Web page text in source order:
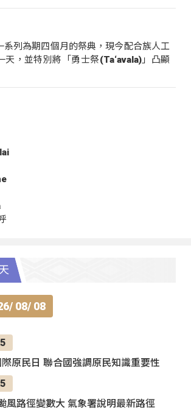
系列為期四個月的祭典，現今配合族人工
天，並特別將「勇士祭(Ta‘avala)」凸顯
08/ 08
原民日 聯合國強調原民知識重要性
風路徑變數大 氣象署說明最新路徑